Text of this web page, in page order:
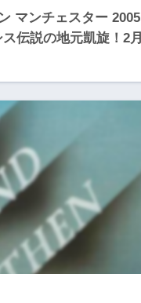
マンチェスター 2005
伝説の地元凱旋！2月